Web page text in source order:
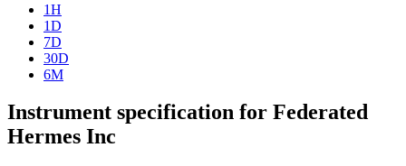
1H
1D
7D
30D
6M
Instrument specification for Federated
Hermes Inc